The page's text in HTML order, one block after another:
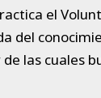
el
del
las cuales